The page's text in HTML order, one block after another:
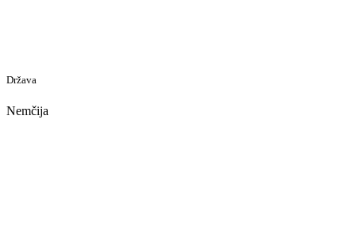
Država
Nemčija